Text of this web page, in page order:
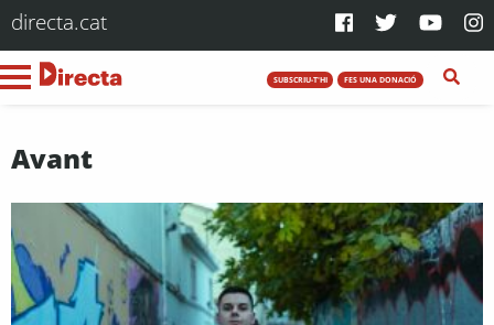
directa.cat
SUBSCRIU-T'HI FES UNA DONACIÓ
Avant